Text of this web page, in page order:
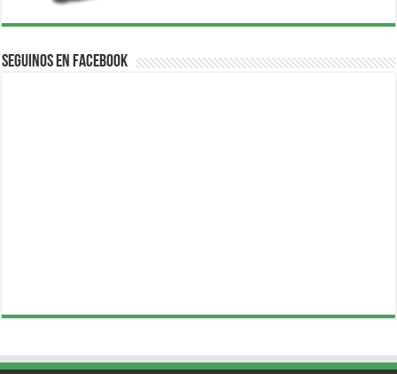
Seguinos en Facebook